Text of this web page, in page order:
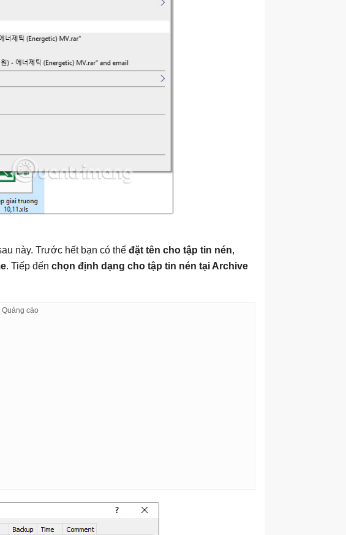
này. Trước hết bạn có thể đặt tên cho tập tin nén,
. Tiếp đến chọn định dạng cho tập tin nén tại Archive